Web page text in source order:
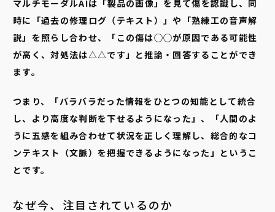
マルチモーダルAIは「製品の画像」を見て傷を認識し、同
時に「過去の修理ログ（テキスト）」や「熟練工の音声解
説」を照らし合わせ、「この傷は◯◯が原因である可能性
が高く、対処法は△△です」と推論・回答することができ
ます。
つまり、「バラバラだった情報をひとつの知能として統合
し、より高度な判断を下せるようになった」、「人間のよ
うに五感を組み合わせて状況を正しく理解し、総合的なコ
ンテキスト（文脈）を把握できるようになった」というこ
とです。
なぜ今、注目されているのか